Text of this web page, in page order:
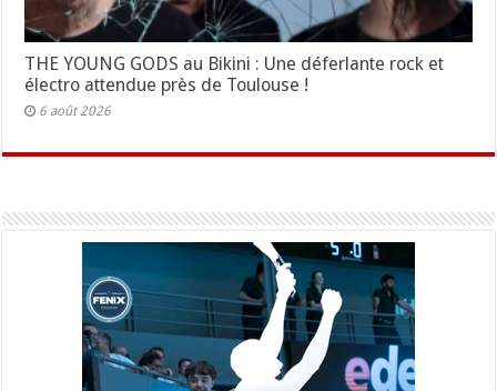
THE YOUNG GODS au Bikini : Une déferlante rock et
électro attendue près de Toulouse !
6 août 2026